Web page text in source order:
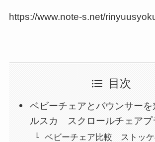
https://www.note-s.net/
目次
ベビーチェアとバウンサーを
ルスカ スクロールチェアプ
ベビーチェア比較 ストッ